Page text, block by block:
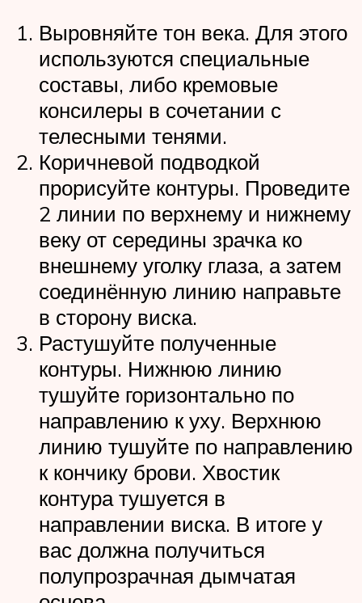
Выровняйте тон века. Для этого
используются специальные
составы, либо кремовые
консилеры в сочетании с
телесными тенями.
Коричневой подводкой
прорисуйте контуры. Проведите
2 линии по верхнему и нижнему
веку от середины зрачка ко
внешнему уголку глаза, а затем
соединённую линию направьте
в сторону виска.
Растушуйте полученные
контуры. Нижнюю линию
тушуйте горизонтально по
направлению к уху. Верхнюю
линию тушуйте по направлению
к кончику брови. Хвостик
контура тушуется в
направлении виска. В итоге у
вас должна получиться
полупрозрачная дымчатая